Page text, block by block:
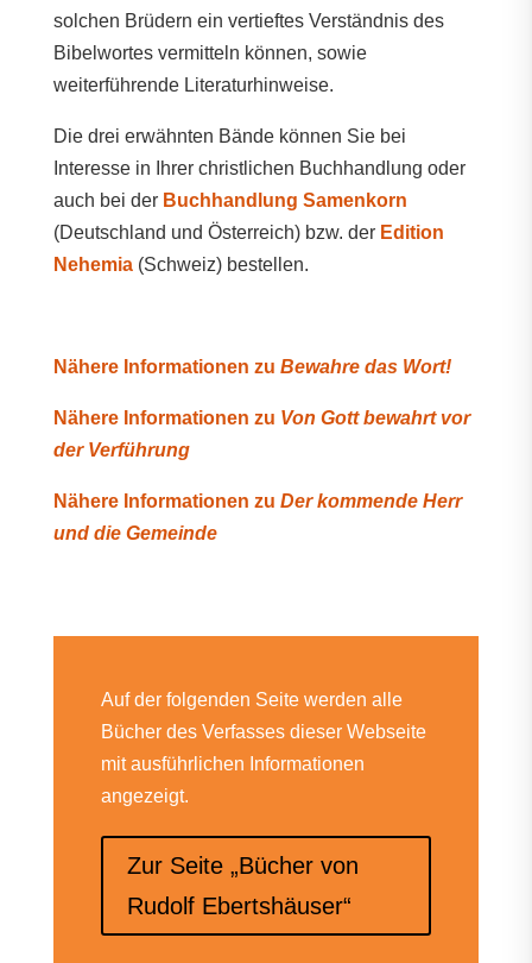
solchen Brüdern ein vertieftes Verständnis des
Bibelwortes vermitteln können, sowie
weiterführende Literaturhinweise.
Die drei erwähnten Bände können Sie bei
Interesse in Ihrer christlichen Buchhandlung oder
auch bei der Buchhandlung Samenkorn
(Deutschland und Österreich) bzw. der Edition
Nehemia(Schweiz) bestellen.
Nähere Informationen zu Bewahre das Wort!
Nähere Informationen zu Von Gott bewahrt vor
der Verführung
Nähere Informationen zu Der kommende Herr
und die Gemeinde
Auf der folgenden Seite werden alle
Bücher des Verfasses dieser Webseite
mit ausführlichen Informationen
angezeigt.
Zur Seite „Bücher von
Rudolf Ebertshäuser“